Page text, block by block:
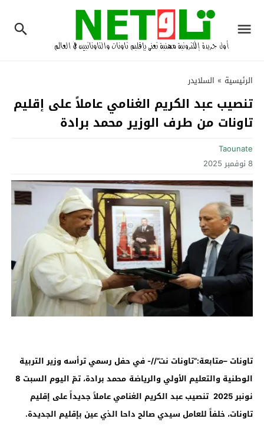
الرئيسية » السلايدر
تنصيب عبد الكريم الغنامي عاملاً على إقليم
تاونات من طرف الوزير محمد برادة
Taounate
8 نوفمبر 2025
تاونات –متابعة:”تاونات نت”//- في حفل رسمي ترأسه وزير التربية
الوطنية والتعليم الأولي والرياضة
محمد برادة، تمّ اليوم السبت 8
نونبر 2025 تنصيب عبد الكريم الغنامي عاملاً جديداً على إقليم
تاونات، خلفاً للعامل سيدي صالح داحا الذي عين بإقليم الجديدة.